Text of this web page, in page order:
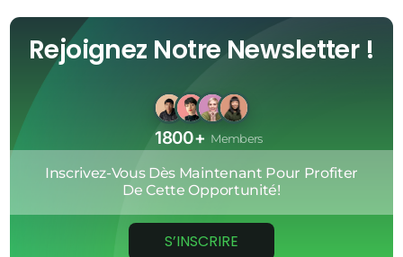
Rejoignez Notre Newsletter !
1800+ Members
Inscrivez-Vous Dès Maintenant Pour Profiter
De Cette Opportunité!
S’INSCRIRE